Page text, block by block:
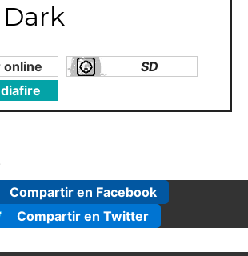
online
SD
Compartir en Facebook
Compartir en Twitter